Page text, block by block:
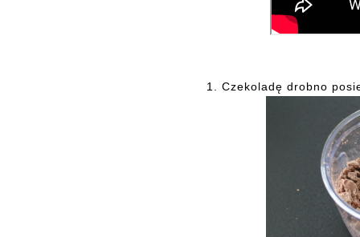
1. Czekoladę drobno